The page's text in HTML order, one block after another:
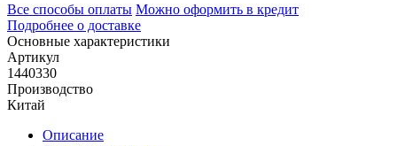
Все способы оплаты Можно оформить в кредит
Подробнее о доставке
Основные характеристики
Артикул
1440330
Производство
Китай
Описание